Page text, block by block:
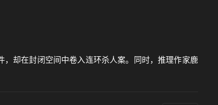
却在封闭空间中卷入连环杀人案。同时，推理作家鹿